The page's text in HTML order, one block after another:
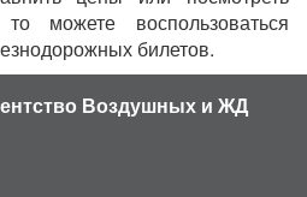
можете воспользоваться
билетов.
Воздушных и ЖД